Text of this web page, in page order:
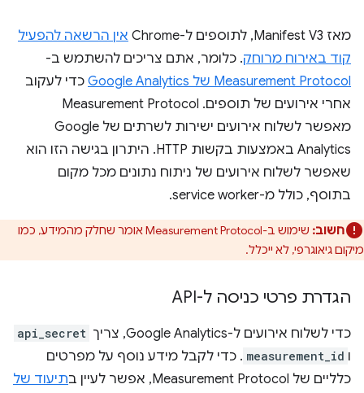
מאז Manifest V3, לתוספים ל-Chrome
אין הרשאה להפעיל
קוד באירוח מרוחק. כלומר, אתם צריכים להשתמש ב-
Measurement Protocol של Google Analytics
כדי לעקוב
אחרי אירועים של תוספים. ‫Measurement Protocol
מאפשר לשלוח אירועים ישירות לשרתים של Google
Analytics באמצעות בקשות HTTP. היתרון בגישה הזו הוא
שאפשר לשלוח אירועים של ניתוח נתונים מכל מקום
בתוסף, כולל מ-service worker.
חשוב:
שימוש ב-Measurement Protocol אומר שחלק מהמידע, כמו
מיקום גיאוגרפי, לא ייכלל.
הגדרת פרטי כניסה ל-API
כדי לשלוח אירועים ל-Google Analytics, צריך api_secret
ו measurement_id . כדי לקבל מידע נוסף על מפרטים
כלליים של Measurement Protocol, אפשר לעיין ב
תיעוד של